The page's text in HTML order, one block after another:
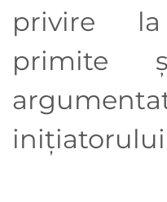
privire la
primite
iniţiatorului